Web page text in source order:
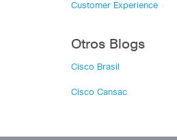
Customer Experience
Otros Blogs
Cisco Brasil
Cisco Cansac